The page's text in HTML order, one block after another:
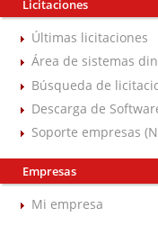
Licitaciones
Últimas licitaciones
Área de sistemas
Búsqueda de
Descarga de
Soporte empresas
Empresas
Mi empresa